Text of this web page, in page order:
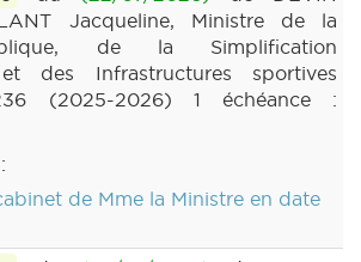
Jacqueline, Ministre de la
de la Simplification
des Infrastructures sportives
(2025-2026) 1 échéance :
de Mme la Ministre en date